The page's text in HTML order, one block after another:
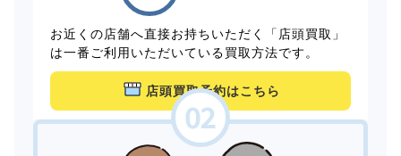
お近くの店舗へ直接お持ちいただく「店頭買取」
は一番ご利用いただいている買取方法です。
店頭買取予約はこちら